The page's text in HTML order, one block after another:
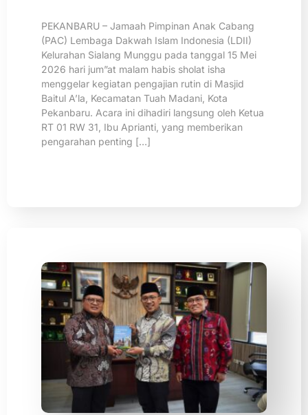
PEKANBARU – Jamaah Pimpinan Anak Cabang
(PAC) Lembaga Dakwah Islam Indonesia (LDII)
Kelurahan Sialang Munggu pada tanggal 15 Mei
2026 hari jum”at malam habis sholat isha
menggelar kegiatan pengajian rutin di Masjid
Baitul A’la, Kecamatan Tuah Madani, Kota
Pekanbaru. Acara ini dihadiri langsung oleh Ketua
RT 01 RW 31, Ibu Aprianti, yang memberikan
pengarahan penting […]